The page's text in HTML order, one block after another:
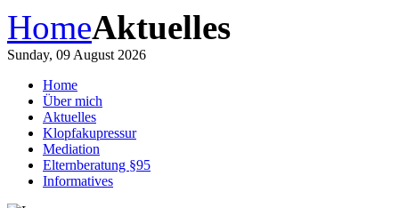
HomeAktuelles
Sunday, 09 August 2026
Home
Über mich
Aktuelles
Klopfakupressur
Mediation
Elternberatung §95
Informatives